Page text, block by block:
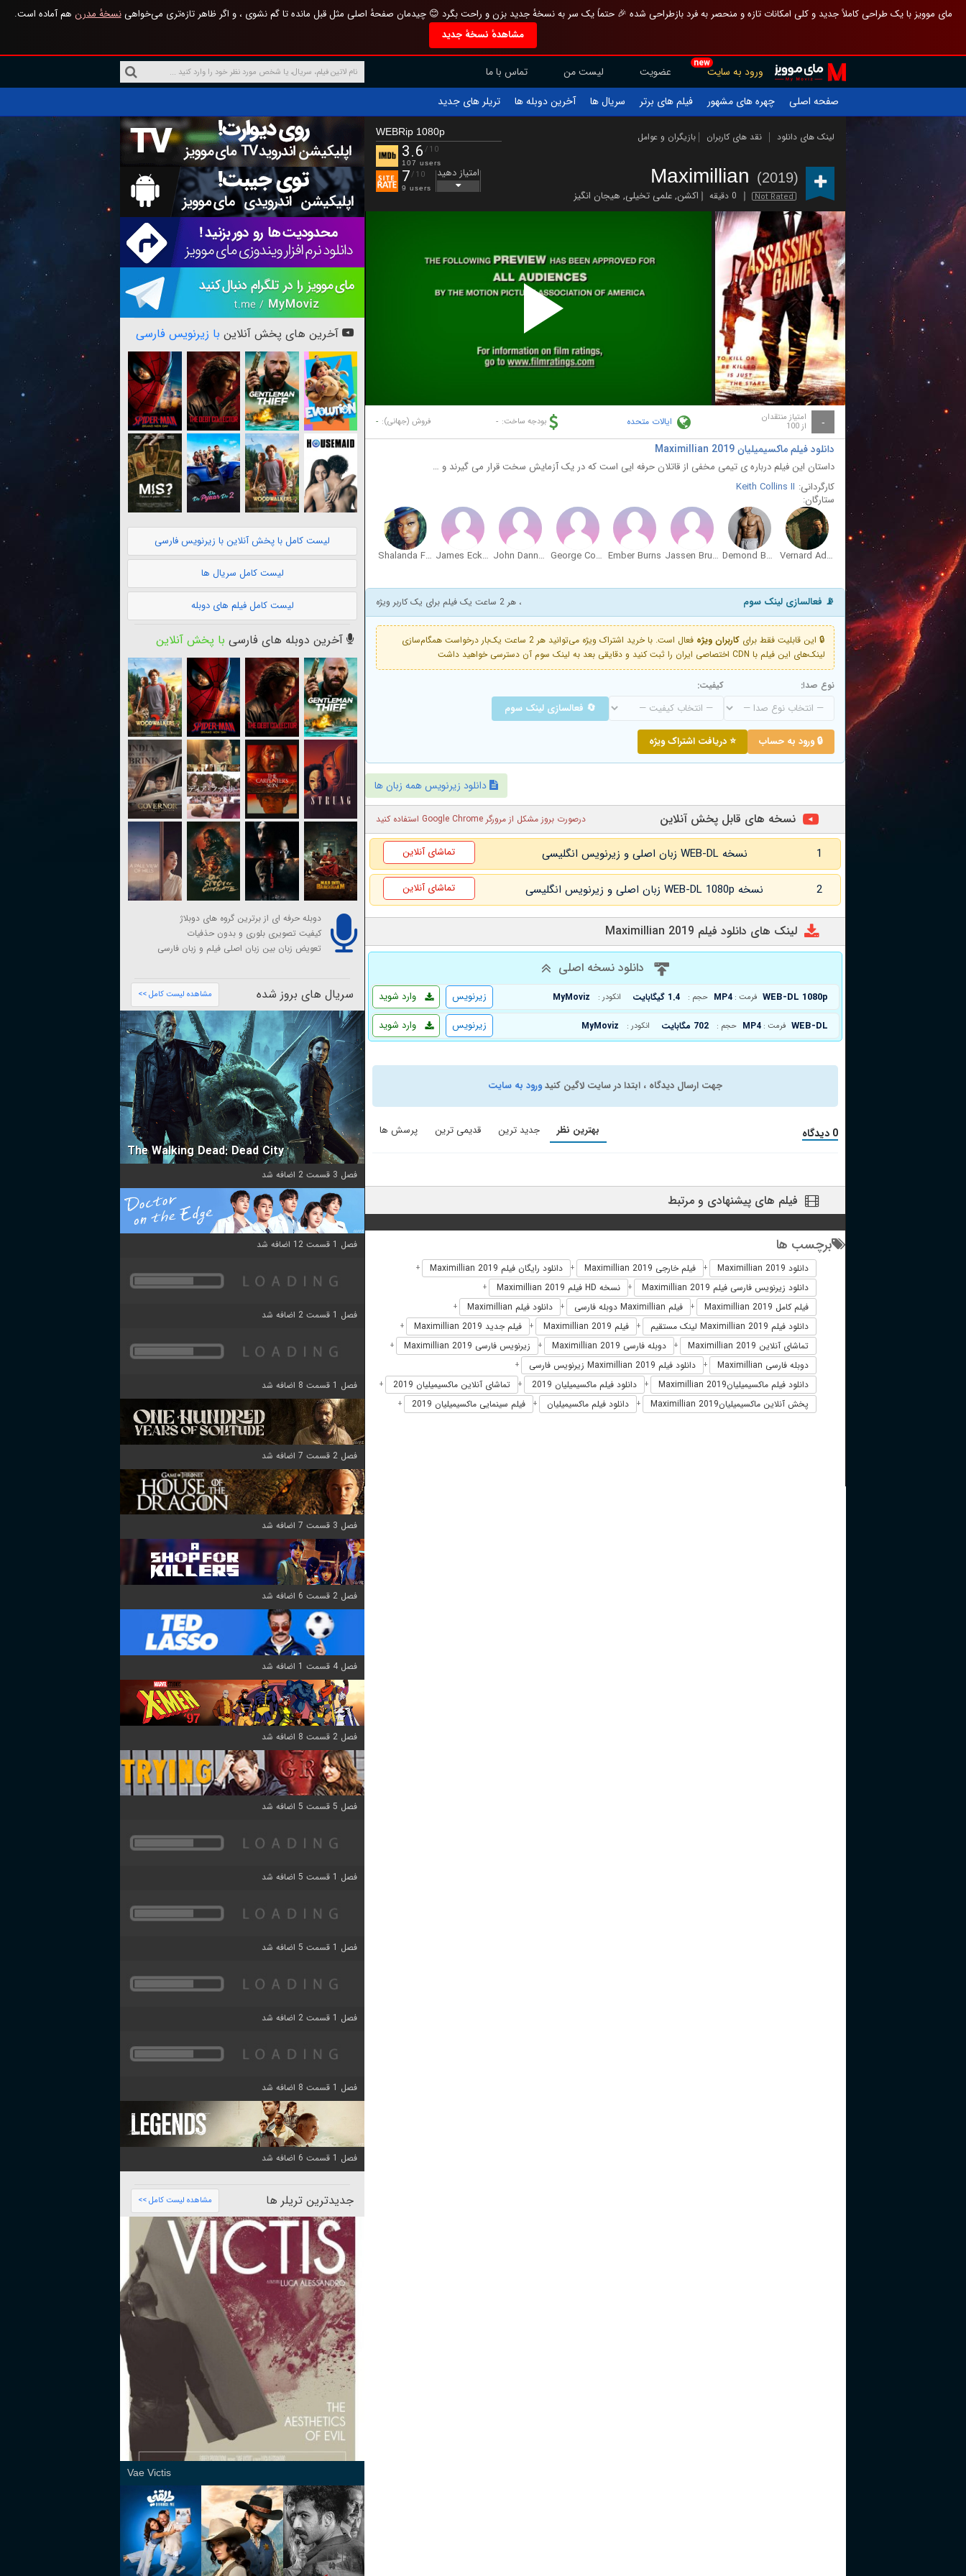
مای موویز با یک طراحی کاملاً جدید و کلی امکانات تازه و منحصر به فرد بازطراحی شده 🎉 حتماً یک سر به نسخهٔ جدید بزن و راحت بگرد 😊 چیدمان صفحهٔ اصلی مثل قبل مانده تا گم نشوی ، و اگر ظاهر تازه‌تری می‌خواهینسخهٔ مدرن هم آماده است.
مشاهدهٔ نسخهٔ جدید
new
ورود به سایت عضویت لیست من
تماس با ما
صفحه اصلی
چهره های مشهور فیلم های برتر سریال ها آخرین دوبله ها تریلر های جدید
لینک های دانلود نقد های کاربران بازیگران و عوامل
Maximillian (2019)
Not Rated 0 دقیقه اکشن,علمی تخیلی, هیجان انگیز
WEBRip 1080p
3.6 /10
107 users
7/10
9 users
امتیاز دهید
Play
Video
- امتیاز منتقدان
از 100 ایالات متحده بودجه ساخت: - فروش (جهانی): -
دانلود فیلم ماکسیمیلیان Maximillian 2019
داستان این فیلم درباره ی تیمی مخفی از قاتلان حرفه ایی است که در یک آزمایش سخت قرار می گیرند و …
کارگردانی: Keith Collins II
ستارگان:
Vernard Adams
Demond Ballou
Jassen Bruegman
Ember Burns
George Comer
John Dannug
James Eckstein
Shalanda Fresh
📡 فعالسازی لینک سوم ، هر 2 ساعت یک فیلم برای یک کاربر ویژه
🔒 این قابلیت فقط برای کاربران ویژه
فعال است. با خرید اشتراک ویژه می‌توانید هر 2 ساعت یک‌بار درخواست همگام‌سازی
لینک‌های این فیلم با CDN اختصاصی ایران را ثبت کنید و دقایقی بعد به لینک سوم آن دسترسی خواهید داشت
نوع صدا: کیفیت:
🔄 فعالسازی لینک سوم
🔒 ورود به حساب ⭐ دریافت اشتراک ویژه
دانلود زیرنویس همه زبان ها
نسخه های قابل پخش آنلاین درصورت بروز مشکل از مرورگر Google Chrome استفاده کنید
1 نسخه WEB-DL زبان اصلی و زیرنویس انگلیسی تماشای آنلاین
2 نسخه WEB-DL 1080p زبان اصلی و زیرنویس انگلیسی تماشای آنلاین
لینک های دانلود فیلم Maximillian 2019
دانلود نسخه اصلی
WEB-DL 1080p فرمت : MP4 حجم : 1.4 گیگابایت انکودر : MyMoviz وارد شوید
زیرنویس
WEB-DL فرمت : MP4 حجم : 702 مگابایت انکودر : MyMoviz وارد شوید زیرنویس
جهت ارسال دیدگاه ، ابتدا در سایت لاگین کنیدورود به سایت
0 دیدگاه بهترین نظر جدید ترین قدیمی ترین پرسش ها
فیلم های پیشنهادی و مرتبط
برچسب ها
دانلود Maximillian 2019 + فیلم خارجی Maximillian 2019 + دانلود رایگان فیلم Maximillian 2019 +
دانلود زیرنویس فارسی فیلم Maximillian 2019 + نسخه HD فیلم Maximillian 2019 +
فیلم کامل Maximillian 2019 + فیلم Maximillian دوبله فارسی + دانلود فیلم Maximillian +
دانلود فیلم Maximillian 2019 لینک مستقیم + فیلم Maximillian 2019 + فیلم جدید Maximillian 2019 +
تماشای آنلاین Maximillian 2019 + دوبله فارسی Maximillian 2019 + زیرنویس فارسی Maximillian 2019 +
دوبله فارسی Maximillian + دانلود فیلم Maximillian 2019 زیرنویس فارسی +
دانلود فیلم ماکسیمیلیانMaximillian 2019 + دانلود فیلم ماکسیمیلیان 2019 + تماشای آنلاین ماکسیمیلیان 2019 +
پخش آنلاین ماکسیمیلیانMaximillian 2019 + دانلود فیلم ماکسیمیلیان + فیلم سینمایی ماکسیمیلیان 2019 +
آخرین های پخش آنلاین با زیرنویس فارسی
لیست کامل با پخش آنلاین با زیرنویس فارسی
لیست کامل سریال ها
لیست کامل فیلم های دوبله
آخرین دوبله های فارسی با پخش آنلاین
دوبله حرفه ای از برترین گروه های دوبلاژ
کیفیت تصویری بلوری و بدون حذفیات
تعویض زبان بین زبان اصلی فیلم و زبان فارسی
سریال های بروز شده مشاهده لیست کامل >>
The Walking Dead: Dead City
فصل 3 قسمت 2 اضافه شد
فصل 1 قسمت 12 اضافه شد
فصل 1 قسمت 2 اضافه شد
فصل 1 قسمت 8 اضافه شد
فصل 2 قسمت 7 اضافه شد
فصل 3 قسمت 7 اضافه شد
فصل 2 قسمت 6 اضافه شد
فصل 4 قسمت 1 اضافه شد
فصل 2 قسمت 8 اضافه شد
فصل 5 قسمت 5 اضافه شد
فصل 1 قسمت 5 اضافه شد
فصل 1 قسمت 5 اضافه شد
فصل 1 قسمت 2 اضافه شد
فصل 1 قسمت 8 اضافه شد
فصل 1 قسمت 6 اضافه شد
جدیدترین تریلر ها مشاهده لیست کامل >>
Vae Victis